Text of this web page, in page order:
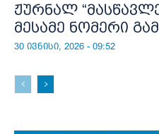
ჟურნალ
მესამე ნომერი
30 ივნისი, 2026 - 09:52